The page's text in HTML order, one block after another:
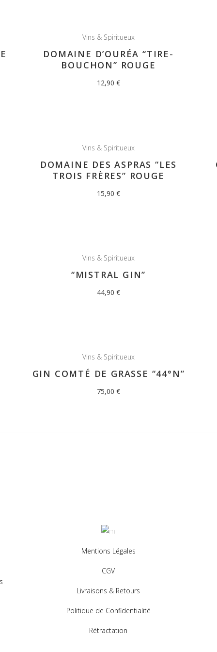
Vins & Spiritueux
DOMAINE D’OURÉA “TIRE-
BOUCHON” ROUGE
12,90 €
Vins & Spiritueux
DOMAINE DES ASPRAS “LES
TROIS FRÈRES” ROUGE
15,90 €
Vins & Spiritueux
“MISTRAL GIN”
44,90 €
Vins & Spiritueux
GIN COMTÉ DE GRASSE “44°N”
75,00 €
Mentions Légales
CGV
Livraisons & Retours
Politique de Confidentialité
Rétractation